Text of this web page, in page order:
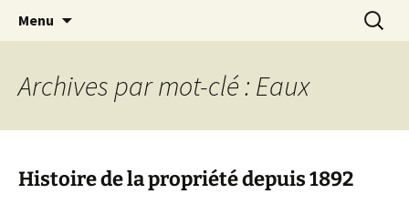
Le Petit Orme
Menu
Archives par mot-clé : Eaux
Histoire de la propriété depuis 1892